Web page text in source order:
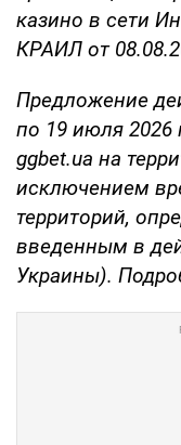
казино в сети
КРАИЛ от
Предложение
по 19 июля 2026
ggbet.ua на
исключением
территорий,
введенным в
Украины).